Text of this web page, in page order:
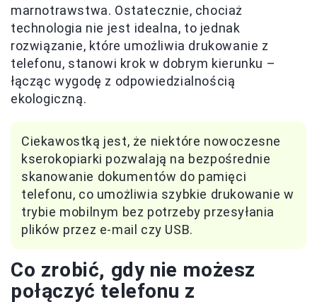
marnotrawstwa. Ostatecznie, chociaż
technologia nie jest idealna, to jednak
rozwiązanie, które umożliwia drukowanie z
telefonu, stanowi krok w dobrym kierunku –
łącząc wygodę z odpowiedzialnością
ekologiczną.
Ciekawostką jest, że niektóre nowoczesne
kserokopiarki pozwalają na bezpośrednie
skanowanie dokumentów do pamięci
telefonu, co umożliwia szybkie drukowanie w
trybie mobilnym bez potrzeby przesyłania
plików przez e-mail czy USB.
Co zrobić, gdy nie możesz
połączyć telefonu z